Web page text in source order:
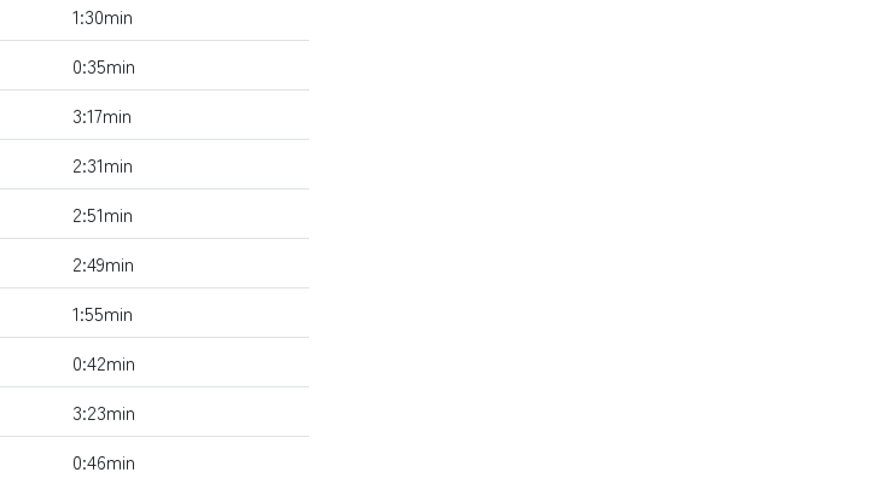
1:30min
0:35min
3:17min
2:31min
2:51min
2:49min
1:55min
0:42min
3:23min
0:46min